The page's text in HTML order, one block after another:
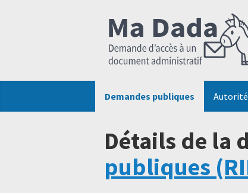
Demandes publiques
Détails de la
publiques